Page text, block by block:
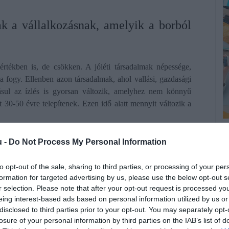
- Do Not Process My Personal Information
opt-out of the sale, sharing to third parties, or processing of your
for targeted advertising by us, please use the below opt-out
selection. Please note that after your opt-out request is processed
interest-based ads based on personal information utilized by us
to third parties prior to your opt-out. You may separately
of your personal information by third parties on the IAB’s list of
a vállalkozásnak, amelyik a borból
is, de csökken. A jóléti társadalmak népessége,
Ellenben azon társadalmak, ahol vallási, gazdasági
az ízlés is gyorsan változik, amelyhez nem könnyű
50 évre telepítenek. Ezen idő alatt mennyit változik a
elfordulnak a bortól.
ezért 2022-ben neki is kezdtünk a felvilágosításuknak.
mértékletes borfogyasztásról és annak egészségre
megfeledkezni arról, hogy a bor 100 százalékban
Messze a legegészségesebb alkoholtartalmú
milyen jótékony hatással van az emberi szervezetre.
videók, az alkoholfogyasztás hatásairól ellenben